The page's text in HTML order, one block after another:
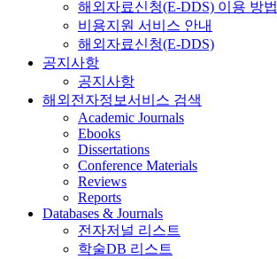
해외자료신청(E-DDS) 이용 방법
비용지원 서비스 안내
해외자료신청(E-DDS)
공지사항
공지사항
해외전자정보서비스 검색
Academic Journals
Ebooks
Dissertations
Conference Materials
Reviews
Reports
Databases & Journals
전자저널 리스트
학술DB 리스트